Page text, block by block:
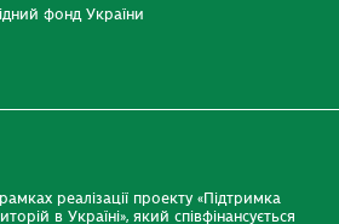
фонд України
реалізації проекту «Підтримка
в Україні», який співфінансується